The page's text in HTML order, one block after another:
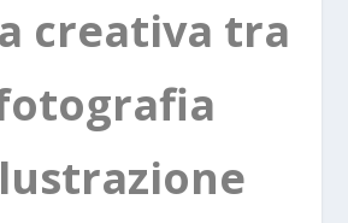
creativa tra